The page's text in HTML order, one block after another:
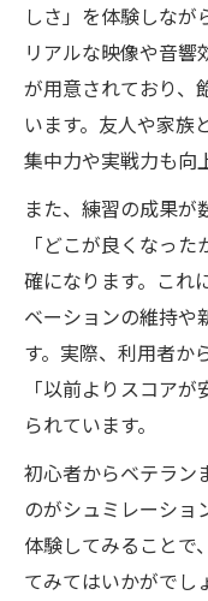
しさ」を体験しなが
リアルな映像や音
が用意されており、
います。友人や家族
集中力や実戦力も向
また、練習の成果が
「どこが良くなっ
確になります。これ
ベーションの維持や
す。実際、利用者か
「以前よりスコア
られています。
初心者からベテラン
のがシュミレーショ
体験してみることで
てみてはいかがでし